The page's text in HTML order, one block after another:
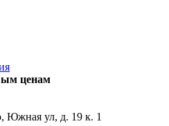
ценам
Южная ул, д. 19 к. 1